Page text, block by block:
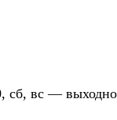
сб, вс —